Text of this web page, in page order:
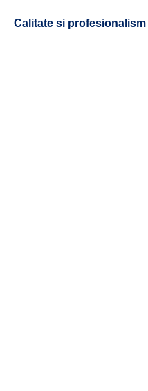
Calitate si profesionalism